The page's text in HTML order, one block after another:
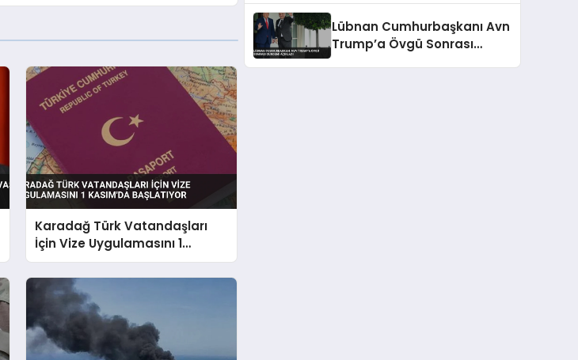
Karadağ Türk Vatandaşları
İçin Vize Uygulamasını 1
Kasım’da Başlatıyor
Lübnan Cumhurbaşkanı Avn
Trump’a Övgü Sonrası